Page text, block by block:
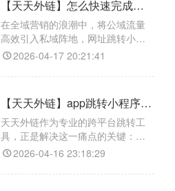
让您轻松实现H5到小程序的精准引
流。更实用的是，天天外链内置落
地页制作模块和全链路数据跟踪功
能，即使不懂技术，也能快速
【天天外链】怎么快速完成网址跳转小程序配置？告别封禁，一键打通全域流量
在全域营销的浪潮中，将公域流量
高效引入私域阵地，网址跳转小程
序已成为运营人员的核心武器。然
失败、数据无法追踪，长期困扰着
转工具，凭借硬核能力破局：智能
防拦截将封禁率降至最低；95%以
上外部场景适配，从抖音、快手、
短信到浏览器，用户点击链接即
2026-04-17 20:21:41
【天天外链】app跳转小程序怎么做？零技术门槛的快捷跳转方案
天天外链作为专业的跨平台跳转工
具，正是解决这一痛点的关键：智
能防封技术，有效规避平台拦截，
统计回传，可实时监测跳转量、转
2026-04-16 23:18:29